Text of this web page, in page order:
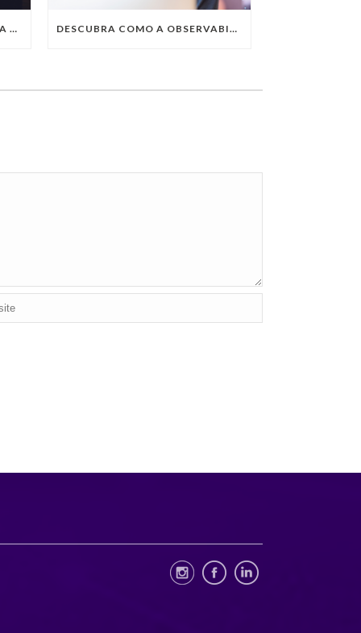
QUAIS SÃO AS TENDÊNCIAS DA TECNOLOGIA DA INFORMAÇÃO PARA 2023? DESCUBRA COMO A OBSERVABILITY IMPULSIONA O SUCESSO DO SEU NEGÓCIO